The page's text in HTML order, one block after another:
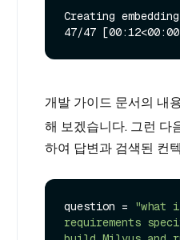
Creating
개발 가이드 문서의 내
해 보겠습니다. 그런 다
하여 답변과 검색된 컨
question =
"what
requirements